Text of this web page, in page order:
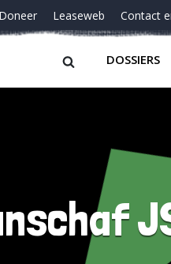
Doneer Leaseweb Contact
DOSSIERS